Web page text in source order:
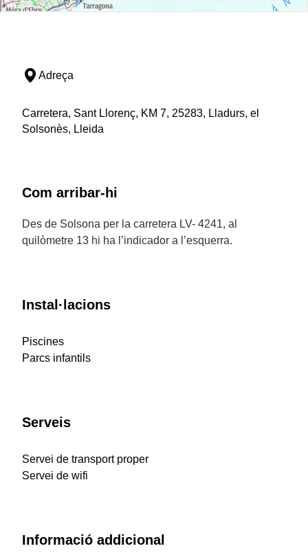
Adreça
Carretera, Sant Llorenç, KM 7, 25283, Lladurs, el
Solsonès, Lleida
Com arribar-hi
Des de Solsona per la carretera LV- 4241, al
quilòmetre 13 hi ha l’indicador a l’esquerra.
Instal·lacions
Piscines
Parcs infantils
Serveis
Servei de transport proper
Servei de wifi
Informació addicional